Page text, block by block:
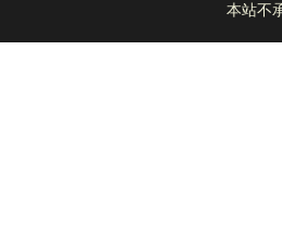
本站不